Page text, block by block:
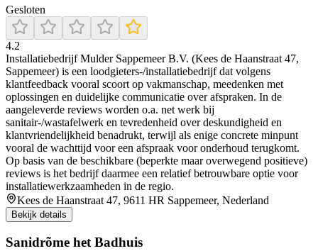
Gesloten
4.2
Installatiebedrijf Mulder Sappemeer B.V. (Kees de Haanstraat 47,
Sappemeer) is een loodgieters-/installatiebedrijf dat volgens
klantfeedback vooral scoort op vakmanschap, meedenken met
oplossingen en duidelijke communicatie over afspraken. In de
aangeleverde reviews worden o.a. net werk bij
sanitair-/wastafelwerk en tevredenheid over deskundigheid en
klantvriendelijkheid benadrukt, terwijl als enige concrete minpunt
vooral de wachttijd voor een afspraak voor onderhoud terugkomt.
Op basis van de beschikbare (beperkte maar overwegend positieve)
reviews is het bedrijf daarmee een relatief betrouwbare optie voor
installatiewerkzaamheden in de regio.
Kees de Haanstraat 47, 9611 HR Sappemeer, Nederland
Bekijk details
Sanidrõme het Badhuis